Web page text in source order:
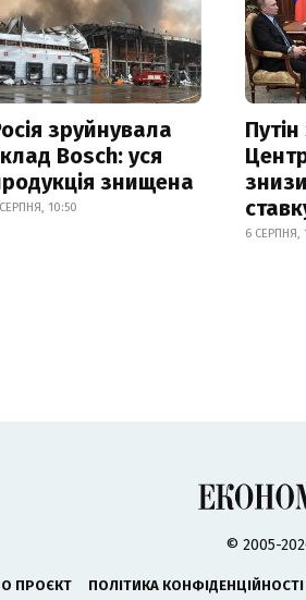
зруйнувала
Bosch: уся
знищена
10:50
6 СЕРПНЯ,
© 2005-
ПРОЄКТ ПОЛІТИКА КОНФІДЕНЦІЙНОСТІ